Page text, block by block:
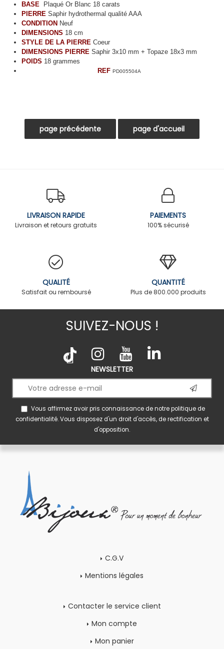
BASE Plaqué Or Blanc 18 carats
PIERRE Saphir hydrothermal qualité AAA
CONDITION Neuf
DIMENSIONS 18 cm
STYLE DE LA PIERRE Coeur
DIMENSIONS PIERRE Saphir 3x10 mm + Topaze 18x3 mm
POIDS 18 grammes
REF PD005504A
LIVRAISON RAPIDE
Livraison et retours gratuits
PAIEMENTS
100% sécurisé
QUALITÉ
Satisfait ou remboursé
QUANTITÉ
Plus de 800.000 produits
SUIVEZ-NOUS !
NEWSLETTER
Vous affirmez avoir pris connaissance de notrepolitique de
confidentialité. Vous disposez d'un droit d'accès, de rectification et
d'opposition.
C.G.V
Mentions légales
Contacter le service client
Mon compte
Mon panier